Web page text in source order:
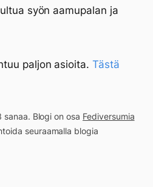
syön aamupalan ja
paljon asioita.Tästä
Blogi on osa Fediversumia
seuraamalla blogia